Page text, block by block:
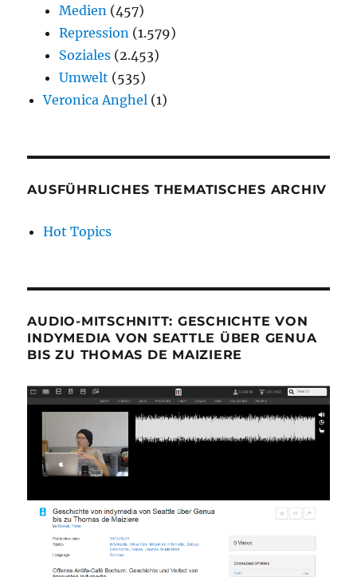
Medien (457)
Repression (1.579)
Soziales (2.453)
Umwelt (535)
Veronica Anghel (1)
AUSFÜHRLICHES THEMATISCHES ARCHIV
Hot Topics
AUDIO-MITSCHNITT: GESCHICHTE VON
INDYMEDIA VON SEATTLE ÜBER GENUA
BIS ZU THOMAS DE MAIZIERE